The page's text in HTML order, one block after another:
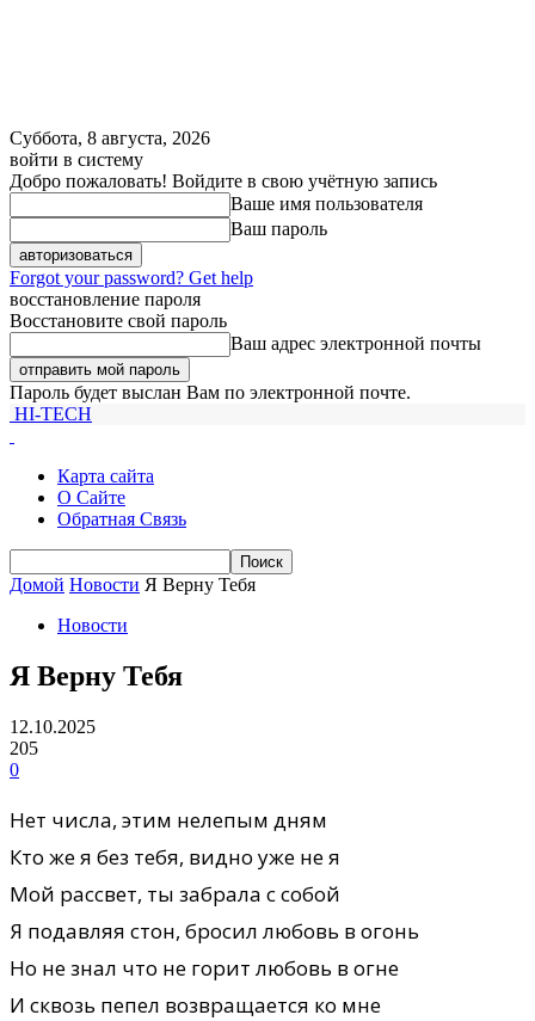
Суббота, 8 августа, 2026
войти в систему
Добро пожаловать! Войдите в свою учётную запись
Ваше имя пользователя
Ваш пароль
Forgot your password? Get help
восстановление пароля
Восстановите свой пароль
Ваш адрес электронной почты
Пароль будет выслан Вам по электронной почте.
HI-TECH
Карта сайта
О Сайте
Обратная Связь
Домой Новости Я Верну Тебя
Новости
Я Верну Тебя
12.10.2025
205
0
Нет числа, этим нелепым дням
Кто же я без тебя, видно уже не я
Мой рассвет, ты забрала с собой
Я подавляя стон, бросил любовь в огонь
Но не знал что не горит любовь в огне
И сквозь пепел возвращается ко мне